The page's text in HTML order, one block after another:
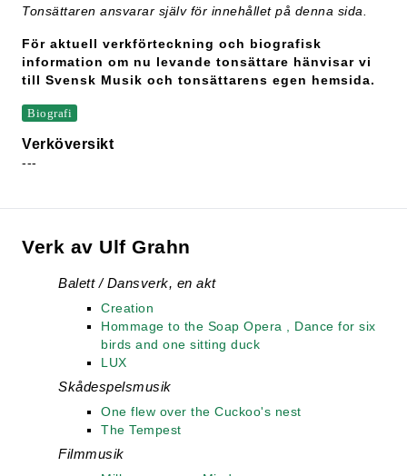
Tonsättaren ansvarar själv för innehållet på denna sida.
För aktuell verkförteckning och biografisk
information om nu levande tonsättare hänvisar vi
till Svensk Musik och tonsättarens egen hemsida.
Biografi
Verköversikt
---
Verk av Ulf Grahn
Balett / Dansverk, en akt
Creation
Hommage to the Soap Opera , Dance for six
birds and one sitting duck
LUX
Skådespelsmusik
One flew over the Cuckoo's nest
The Tempest
Filmmusik